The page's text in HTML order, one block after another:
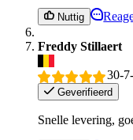
Nuttig
Freddy Stillaert
30-
Geverifieerd
Snelle levering,